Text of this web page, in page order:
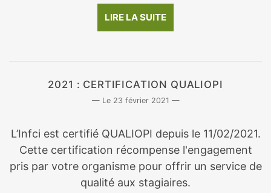
LIRE LA SUITE
2021 : CERTIFICATION QUALIOPI
23 février 2021
L’Infci est certifié QUALIOPI depuis le 11/02/2021.
Cette certification récompense l'engagement
pris par votre organisme pour offrir un service de
qualité aux stagiaires.